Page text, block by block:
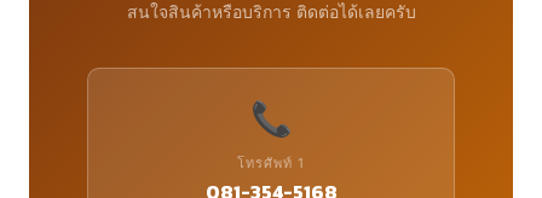
สนใจสินค้าหรือบริการ ติดต่อได้เลยครับ
📞
โทรศัพท์ 1
081-354-5168